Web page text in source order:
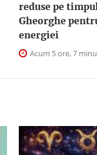
reduse pe
Gheorghe
energiei
Acum 5 ore, 7